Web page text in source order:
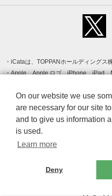
iCataは、TOPPANホールディングス
Apple、Apple ロゴ、iPhone、iPad
登録された Apple Inc. の商標です。
クです。
Android、Google Play および
す。
Windows は Microsoft Inc.の米国お
標です。
Adobe、Adobe Reader、Adobe
その他、記載されている会社名、商
On our website we use
are necessary for our site
and to give us information
is used.
Learn more
Deny